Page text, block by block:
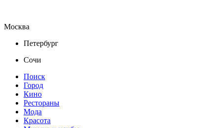
Москва
Петербург
Сочи
Поиск
Город
Кино
Рестораны
Мода
Красота